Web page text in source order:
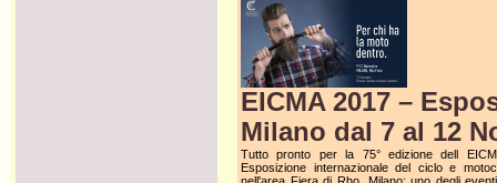
EICMA 2017 –
Milano dal 7 al 12
Tutto pronto per la 75° edizione dell
Esposizione internazionale del ciclo e